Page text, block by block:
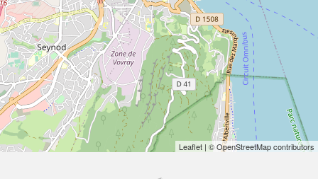
Leaflet | © OpenStreetMap contributors